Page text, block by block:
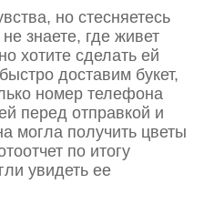
но стесняетесь
знаете, где живет
хотите сделать ей
доставим букет,
номер телефона
перед отправкой и
могла получить цветы
по итогу
увидеть ее